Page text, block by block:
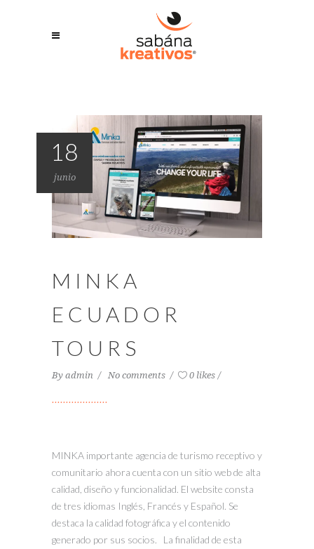
18
junio
MINKA
ECUADOR
TOURS
By admin No comments 0 likes
MINKA importante agencia de turismo receptivo y
comunitario ahora cuenta con un sitio web de alta
calidad, diseño y funcionalidad. El website consta
de tres idiomas Inglés, Francés y Español. Se
destaca la calidad fotográfica y el contenido
generado por sus socios. La finalidad de esta